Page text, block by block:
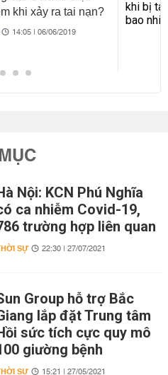
khi xảy ra tai nạn?
14:05 | 06/06/2019
Nội: KCN Phú Nghĩa
ca nhiễm Covid-19,
trường hợp liên quan
SỰ 22:30 | 27/07/2021
Group hỗ trợ Bắc
lắp đặt Trung tâm
sức tích cực quy mô
giường bệnh
SỰ 15:21 | 27/05/2021